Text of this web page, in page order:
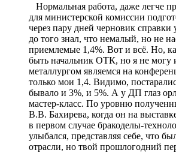
Нормальная работа, даже легче
для министерской комиссии
через пару дней черновик
до того знал, что немалый, но не
приемлемые 1,4%. Вот и всё. Но,
быть начальник ОТК, но я не могу
металлургом являемся на
только мои 1,4. Видимо,
бывало и 3%, и 5%. А у ДП глаз
мастер-класс. По уровню
В.В. Бахирева, когда он на
в первом случае бракоделы-
улыбался, представляя себе, что
отрасли, но твой прошлогодний